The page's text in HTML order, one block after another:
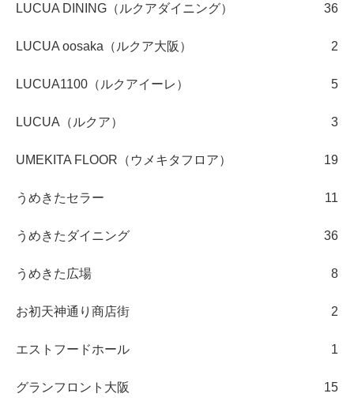
LUCUA DINING（ルクアダイニング） 36
LUCUA oosaka（ルクア大阪） 2
LUCUA1100（ルクアイーレ） 5
LUCUA（ルクア） 3
UMEKITA FLOOR（ウメキタフロア） 19
うめきたセラー 11
うめきたダイニング 36
うめきた広場 8
お初天神通り商店街 2
エストフードホール 1
グランフロント大阪 15